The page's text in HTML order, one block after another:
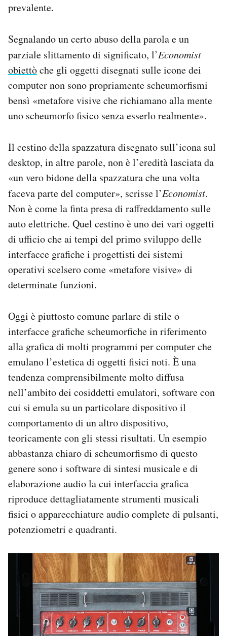
prevalente.
Segnalando un certo abuso della parola e un
parziale slittamento di significato, l’Economist
obiettòche gli oggetti disegnati sulle icone dei
computer non sono propriamente scheumorfismi
bensì «metafore visive che richiamano alla mente
uno scheumorfo fisico senza esserlo realmente».
Il cestino della spazzatura disegnato sull’icona sul
desktop, in altre parole, non è l’eredità lasciata da
«un vero bidone della spazzatura che una volta
faceva parte del computer», scrisse l’Economist.
Non è come la finta presa di raffreddamento sulle
auto elettriche. Quel cestino è uno dei vari oggetti
di ufficio che ai tempi del primo sviluppo delle
interfacce grafiche i progettisti dei sistemi
operativi scelsero come «metafore visive» di
determinate funzioni.
Oggi è piuttosto comune parlare di stile o
interfacce grafiche scheumorfiche in riferimento
alla grafica di molti programmi per computer che
emulano l’estetica di oggetti fisici noti. È una
tendenza comprensibilmente molto diffusa
nell’ambito dei cosiddetti emulatori, software con
cui si emula su un particolare dispositivo il
comportamento di un altro dispositivo,
teoricamente con gli stessi risultati. Un esempio
abbastanza chiaro di scheumorfismo di questo
genere sono i software di sintesi musicale e di
elaborazione audio la cui interfaccia grafica
riproduce dettagliatamente strumenti musicali
fisici o apparecchiature audio complete di pulsanti,
potenziometri e quadranti.